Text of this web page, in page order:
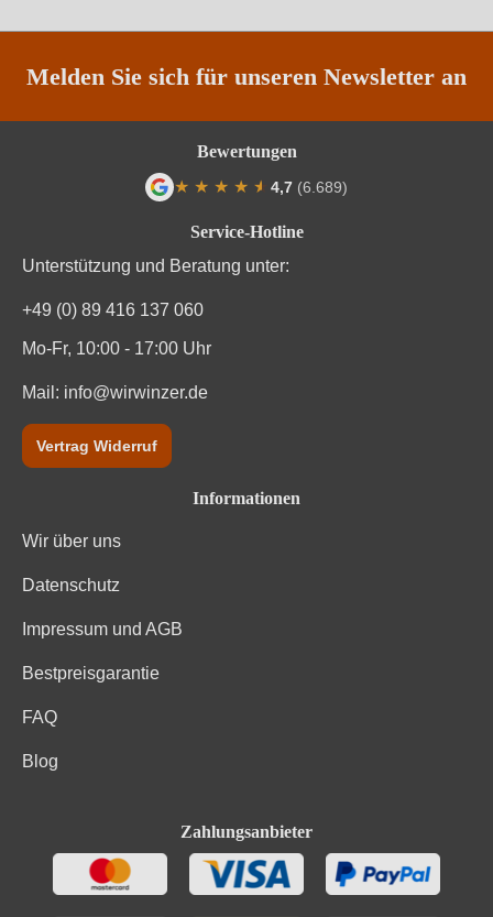
Nährwertangaben
Durchschnittliche nährwertangaben pro 100 ml
Kohlenhydrate davon Zucker
Zutaten
geringfügige Mengen von Fett, gesättigten Fettsäuren,
Melden Sie sich für unseren Newsletter an
Service-Hotline
Unterstützung und Beratung unter:
+49 (0) 89 416 137 060
Mo-Fr, 10:00 - 17:00 Uhr
Mail: info@wirwinzer.de
Vertrag Widerruf
Informationen
Wir über uns
Datenschutz
Impressum und AGB
Bestpreisgarantie
FAQ
Blog
Zahlungsanbieter
Bewertungen
★ ★ ★ ★ ★
★ 4,7 (6.689)